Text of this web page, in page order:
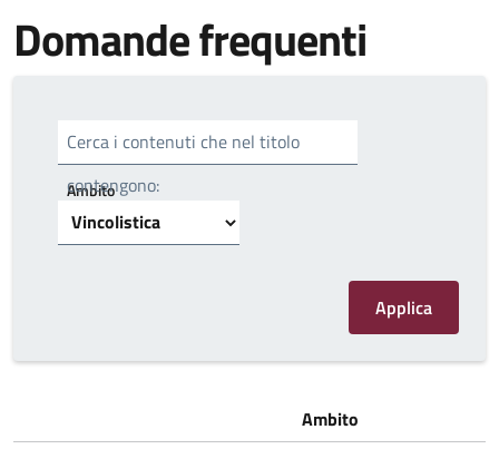
Domande frequenti
Cerca i contenuti che nel titolo
contengono:
Ambito
Ambito